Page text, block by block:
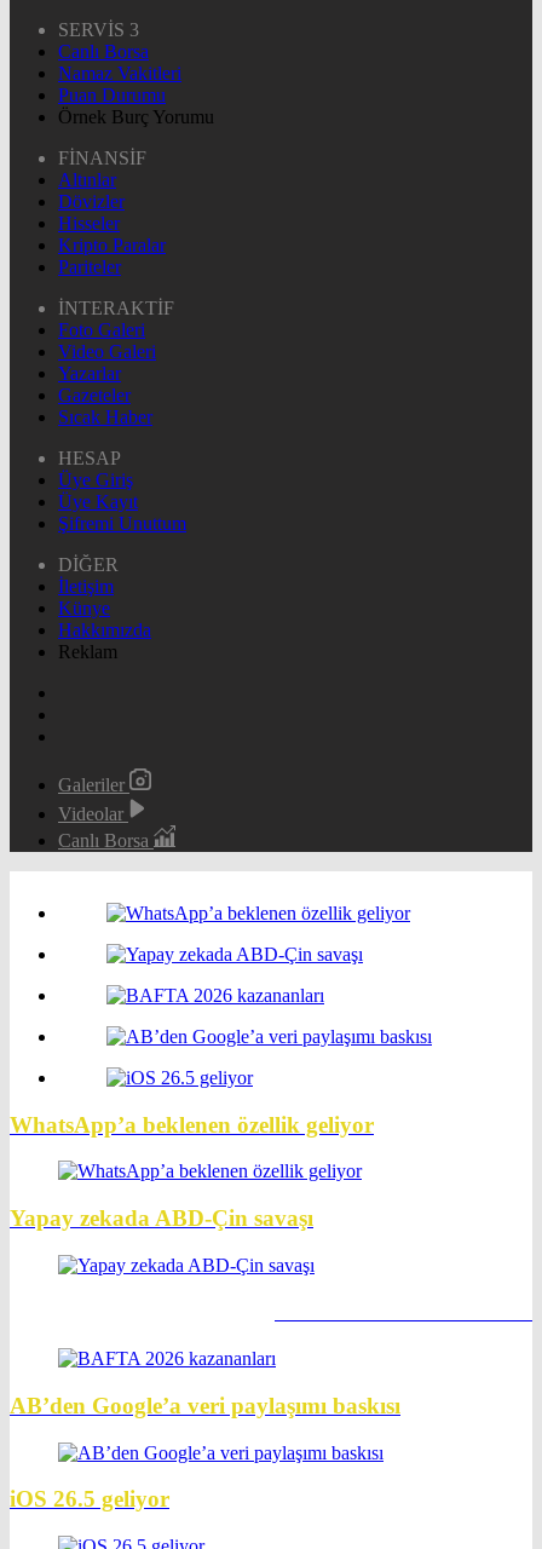
SERVİS 3
Canlı Borsa
Namaz Vakitleri
Puan Durumu
Örnek Burç Yorumu
FİNANSİF
Altınlar
Dövizler
Hisseler
Kripto Paralar
Pariteler
İNTERAKTİF
Foto Galeri
Video Galeri
Yazarlar
Gazeteler
Sıcak Haber
HESAP
Üye Giriş
Üye Kayıt
Şifremi Unuttum
DİĞER
İletişim
Künye
Hakkımızda
Reklam
Galeriler
Videolar
Canlı Borsa
WhatsApp’a beklenen özellik geliyor
Yapay zekada ABD-Çin savaşı
AB’den Google’a veri paylaşımı baskısı
iOS 26.5 geliyor